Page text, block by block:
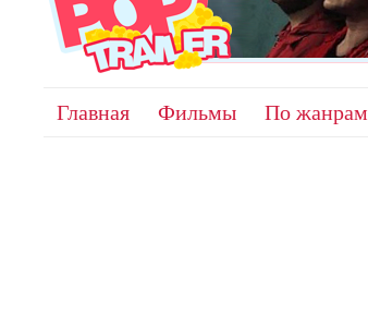
Главная Фильмы По жанрам